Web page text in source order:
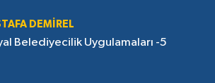
DEMIREL
Belediyecilik Uygulamaları -5